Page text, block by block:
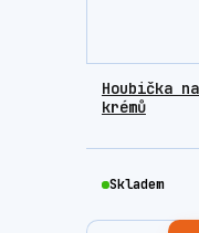
Houbička
krémů
Skladem